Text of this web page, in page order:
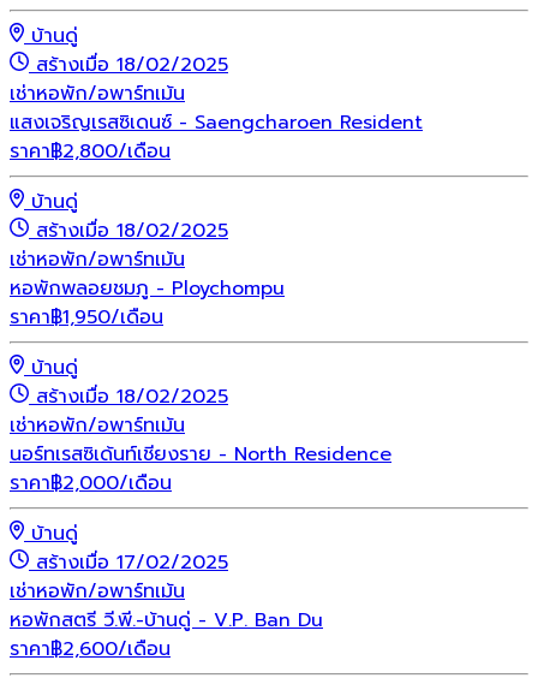
บ้านดู่
สร้างเมื่อ 18/02/2025
เช่าหอพัก/อพาร์ทเม้น
แสงเจริญเรสซิเดนซ์ - Saengcharoen Resident
ราคา฿2,800/เดือน
บ้านดู่
สร้างเมื่อ 18/02/2025
เช่าหอพัก/อพาร์ทเม้น
หอพักพลอยชมภู - Ploychompu
ราคา฿1,950/เดือน
บ้านดู่
สร้างเมื่อ 18/02/2025
เช่าหอพัก/อพาร์ทเม้น
นอร์ทเรสซิเด้นท์เชียงราย - North Residence
ราคา฿2,000/เดือน
บ้านดู่
สร้างเมื่อ 17/02/2025
เช่าหอพัก/อพาร์ทเม้น
หอพักสตรี วี.พี.-บ้านดู่ - V.P. Ban Du
ราคา฿2,600/เดือน